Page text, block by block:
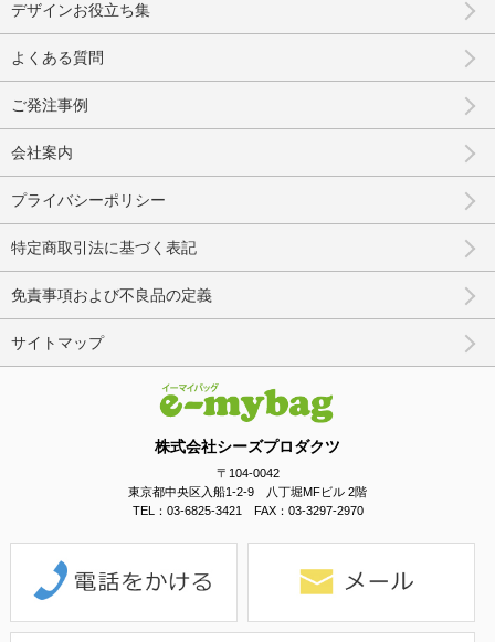
株式会社シーズプロダクツ
〒104-0042
東京都中央区入船1-2-9 八丁堀MFビル 2階
TEL：03-6825-3421 FAX：03-3297-2970
デザインお役立ち集
よくある質問
ご発注事例
会社案内
プライバシーポリシー
特定商取引法に基づく表記
免責事項および不良品の定義
サイトマップ